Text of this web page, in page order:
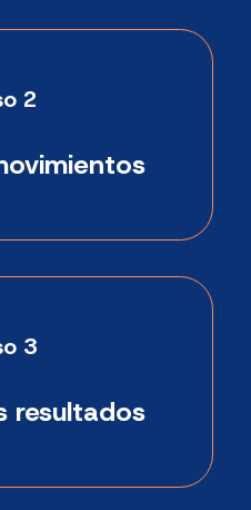
2
3
resultados